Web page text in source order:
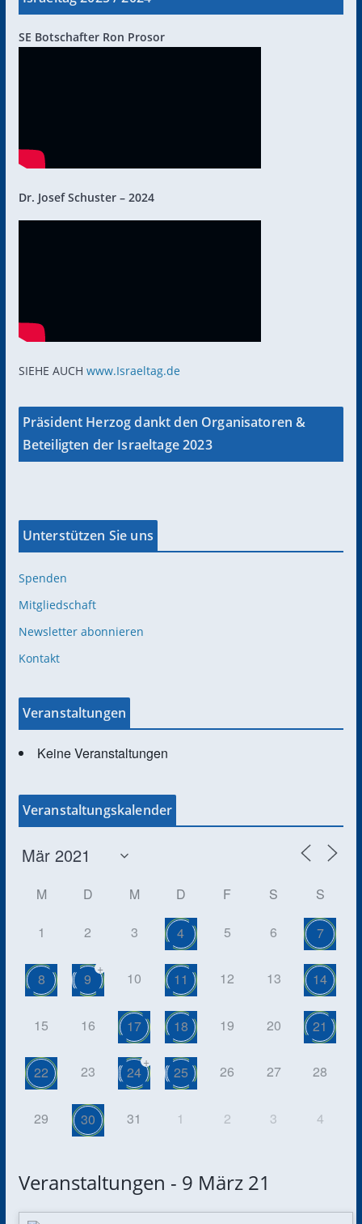
Veranstaltungen - 9 März 21
SE Botschafter Ron Prosor
Dr. Josef Schuster – 2024
SIEHE AUCH www.Israeltag.de
Präsident Herzog dankt den Organisatoren &
Beteiligten der Israeltage 2023
Unterstützen Sie uns
Spenden
Mitgliedschaft
Newsletter abonnieren
Kontakt
Veranstaltungen
Keine Veranstaltungen
Veranstaltungskalender
M D M D F S S
1 2 3 4 5 6 7
8 9
+
10 11 12 13 14
15 16 17 18 19 20 21
22 23 24
+
25 26 27 28
29 30 31 1 2 3 4